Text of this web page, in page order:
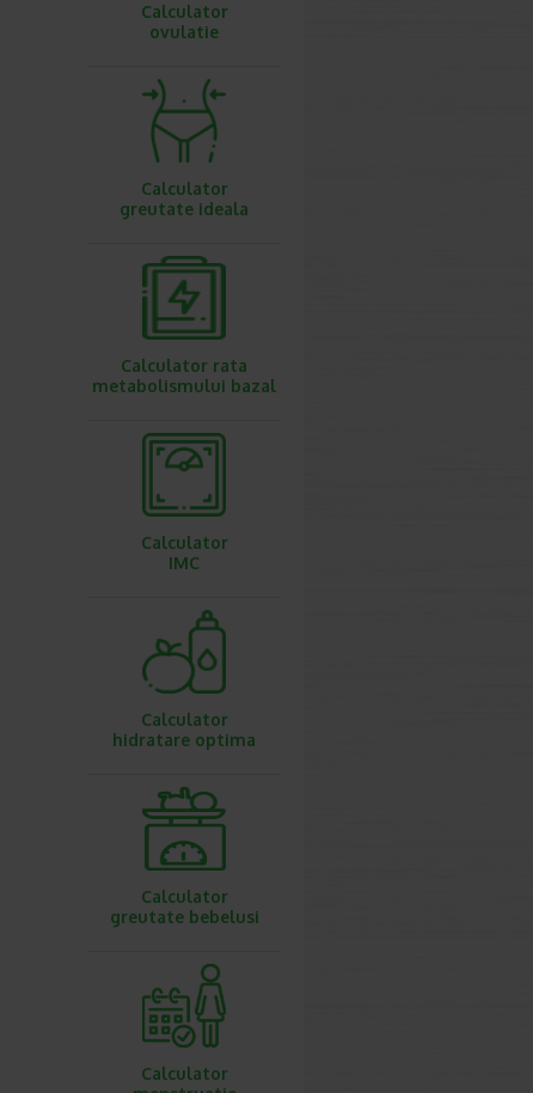
Calculator
ovulatie
Calculator
greutate ideala
Calculator rata
metabolismului bazal
Calculator
IMC
Calculator
hidratare optima
Calculator
greutate bebelusi
Calculator